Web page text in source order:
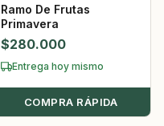
Ramo De Frutas
Primavera
$280.000
Entrega hoy mismo
COMPRA RÁPIDA